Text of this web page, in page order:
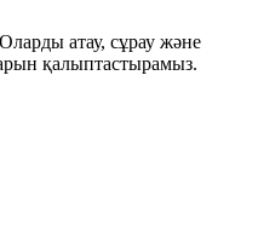
атау, сұрау және
қалыптастырамыз.